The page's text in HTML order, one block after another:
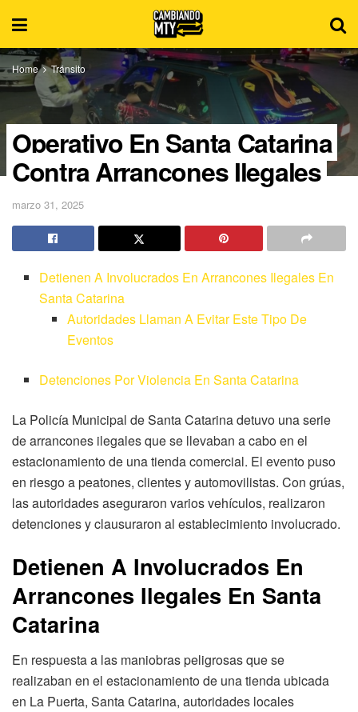
Home Tránsito
Operativo En Santa Catarina
Contra Arrancones Ilegales
marzo 31, 2025
Detienen A Involucrados En Arrancones Ilegales En
Santa Catarina
Autoridades Llaman A Evitar Este Tipo De
Eventos
Detenciones Por Violencia En Santa Catarina
La Policía Municipal de Santa Catarina detuvo una serie
de arrancones ilegales que se llevaban a cabo en el
estacionamiento de una tienda comercial. El evento puso
en riesgo a peatones, clientes y automovilistas. Con grúas,
las autoridades aseguraron varios vehículos, realizaron
detenciones y clausuraron al establecimiento involucrado.
Detienen A Involucrados En
Arrancones Ilegales En Santa
Catarina
En respuesta a las maniobras peligrosas que se
realizaban en el estacionamiento de una tienda ubicada
en La Puerta, Santa Catarina, autoridades locales